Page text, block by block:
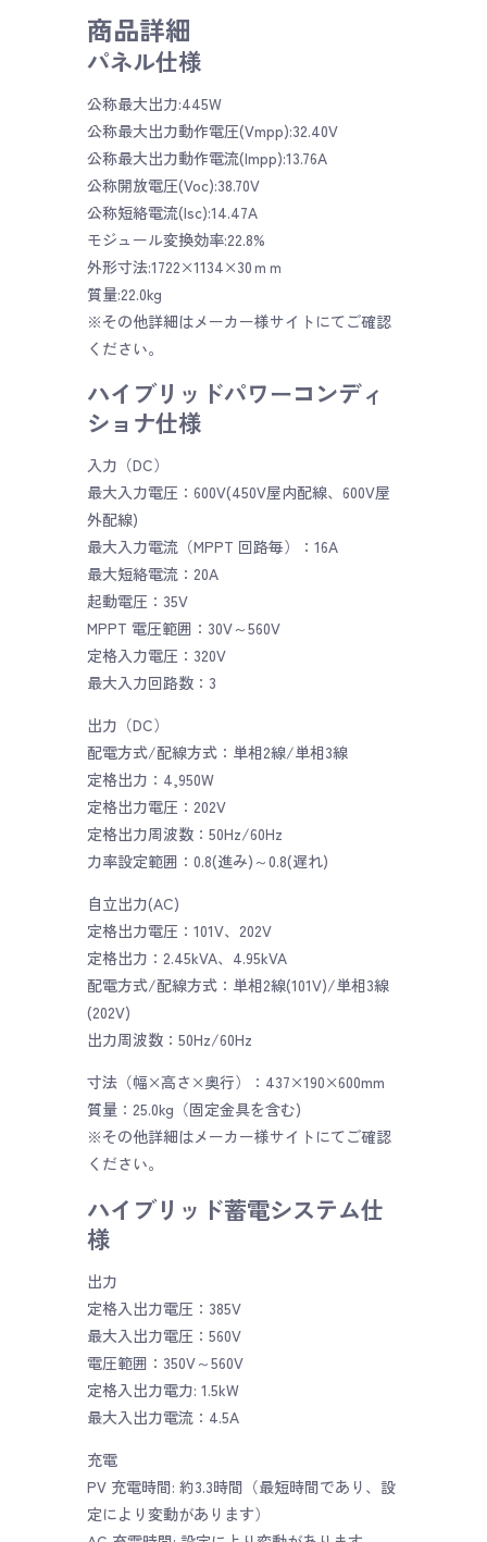
商品詳細
パネル仕様
公称最大出力:445W
公称最大出力動作電圧(Vmpp):32.40V
公称最大出力動作電流(Impp):13.76A
公称開放電圧(Voc):38.70V
公称短絡電流(Isc):14.47A
モジュール変換効率:22.8%
外形寸法:1722×1134×30ｍｍ
質量:22.0kg
※その他詳細はメーカー様サイトにてご確認
ください。
ハイブリッドパワーコンディ
ショナ仕様
入力（DC）
最大入力電圧：600V(450V屋内配線、600V屋
外配線)
最大入力電流（MPPT 回路毎）：16A
最大短絡電流：20A
起動電圧：35V
MPPT 電圧範囲：30V～560V
定格入力電圧：320V
最大入力回路数：3
出力（DC）
配電方式/配線方式：単相2線/単相3線
定格出力：4,950W
定格出力電圧：202V
定格出力周波数：50Hz/60Hz
力率設定範囲：0.8(進み)～0.8(遅れ)
自立出力(AC)
定格出力電圧：101V、202V
定格出力：2.45kVA、4.95kVA
配電方式/配線方式：単相2線(101V)/単相3線
(202V)
出力周波数：50Hz/60Hz
寸法（幅×高さ×奥行）：437×190×600mm
質量：25.0kg（固定金具を含む)
※その他詳細はメーカー様サイトにてご確認
ください。
ハイブリッド蓄電システム仕
様
出力
定格入出力電圧：385V
最大入出力電圧：560V
電圧範囲：350V～560V
定格入出力電力: 1.5kW
最大入出力電流：4.5A
充電
PV 充電時間: 約3.3時間（最短時間であり、設
定により変動があります）